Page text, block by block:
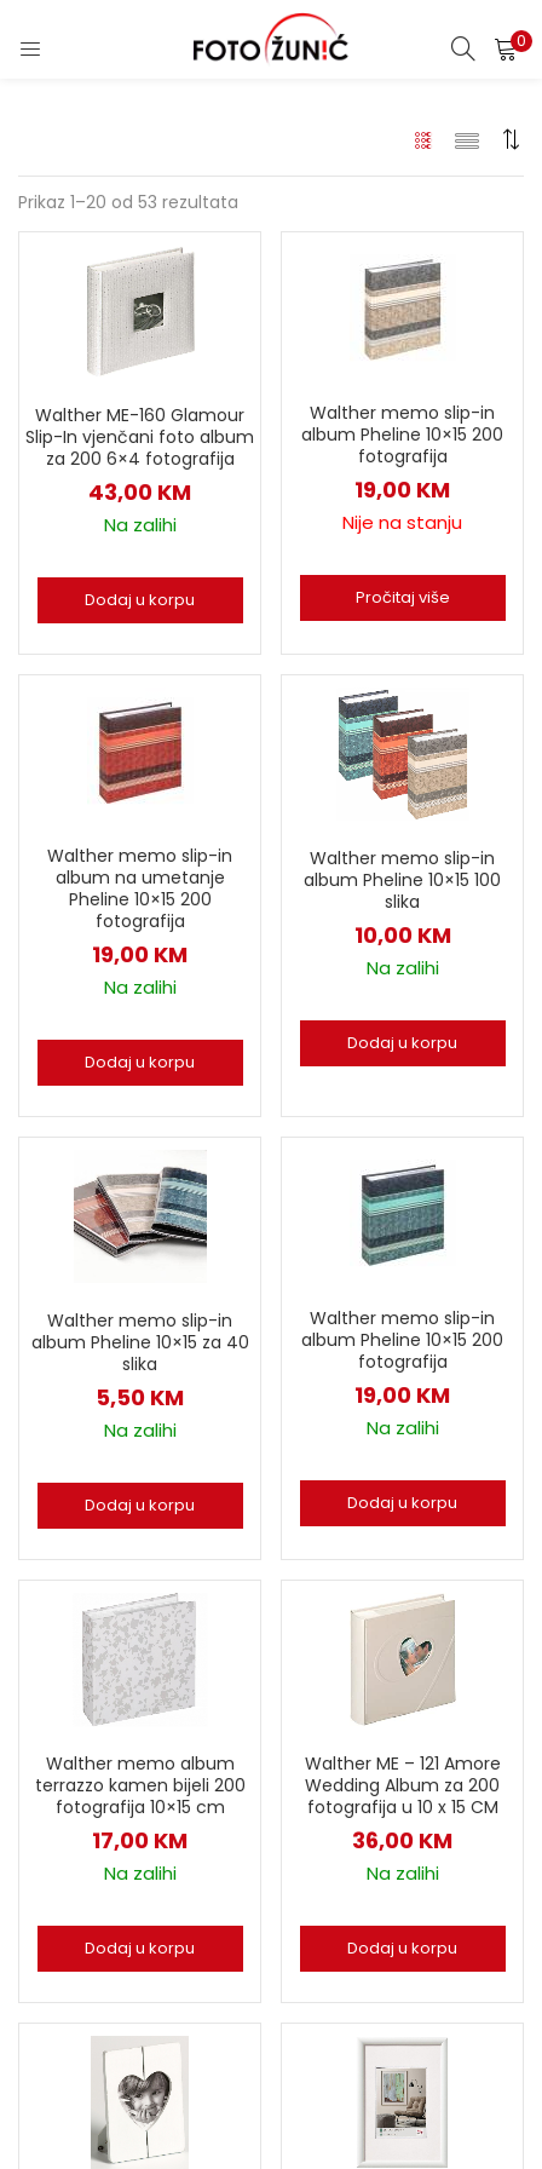
0
Prikaz 1–20 od 53 rezultata
Walther ME-160 Glamour
Slip-In vjenčani foto album
za 200 6×4 fotografija
43,00 KM
Na zalihi
Dodaj u korpu
Walther memo slip-in
album Pheline 10×15 200
fotografija
19,00 KM
Nije na stanju
Pročitaj više
Walther memo slip-in
album na umetanje
Pheline 10×15 200
fotografija
19,00 KM
Na zalihi
Dodaj u korpu
Walther memo slip-in
album Pheline 10×15 100
slika
10,00 KM
Na zalihi
Dodaj u korpu
Walther memo slip-in
album Pheline 10×15 za 40
slika
5,50 KM
Na zalihi
Dodaj u korpu
Walther memo slip-in
album Pheline 10×15 200
fotografija
19,00 KM
Na zalihi
Dodaj u korpu
Walther memo album
terrazzo kamen bijeli 200
fotografija 10×15 cm
17,00 KM
Na zalihi
Dodaj u korpu
Walther ME – 121 Amore
Wedding Album za 200
fotografija u 10 x 15 CM
36,00 KM
Na zalihi
Dodaj u korpu